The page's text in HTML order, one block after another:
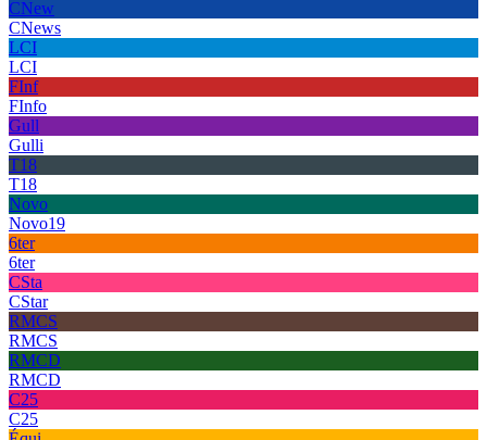
CNew
CNews
LCI
LCI
FInf
FInfo
Gull
Gulli
T18
T18
Novo
Novo19
6ter
6ter
CSta
CStar
RMCS
RMCS
RMCD
RMCD
C25
C25